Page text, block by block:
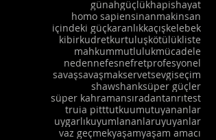
günahgüçlükhapishayat
homo sapiensinanmakinsan
içindeki güçkaranlıkkaçışkelebek
kibirkudretkurtuluşkötülükliste
mahkummutlulukmücadele
nedennefesnefretprofesyonel
savaşsavaşmakservetsevgiseçim
shawshanksüper güçler
süper kahramansıradantanrıtest
truia pitttutkuumutuyananlar
uygarlıkuyumlananlaruyuyanlar
vaz geçmekyaşamyaşam amacı